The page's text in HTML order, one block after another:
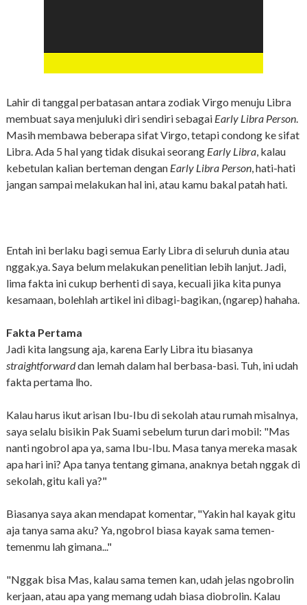
Lahir di tanggal perbatasan antara zodiak Virgo menuju Libra
membuat saya menjuluki diri sendiri sebagai Early Libra Person.
Masih membawa beberapa sifat Virgo, tetapi condong ke sifat
Libra. Ada 5 hal yang tidak disukai seorang Early Libra, kalau
kebetulan kalian berteman dengan Early Libra Person, hati-hati
jangan sampai melakukan hal ini, atau kamu bakal patah hati.
Entah ini berlaku bagi semua Early Libra di seluruh dunia atau
nggak,ya. Saya belum melakukan penelitian lebih lanjut. Jadi,
lima fakta ini cukup berhenti di saya, kecuali jika kita punya
kesamaan, bolehlah artikel ini dibagi-bagikan, (ngarep) hahaha.
Fakta Pertama
Jadi kita langsung aja, karena Early Libra itu biasanya
straightforwarddan lemah dalam hal berbasa-basi. Tuh, ini udah
fakta pertama lho.
Kalau harus ikut arisan Ibu-Ibu di sekolah atau rumah misalnya,
saya selalu bisikin Pak Suami sebelum turun dari mobil: "Mas
nanti ngobrol apa ya, sama Ibu-Ibu. Masa tanya mereka masak
apa hari ini? Apa tanya tentang gimana, anaknya betah nggak di
sekolah, gitu kali ya?"
Biasanya saya akan mendapat komentar, "Yakin hal kayak gitu
aja tanya sama aku? Ya, ngobrol biasa kayak sama temen-
temenmu lah gimana..."
"Nggak bisa Mas, kalau sama temen kan, udah jelas ngobrolin
kerjaan, atau apa yang memang udah biasa diobrolin. Kalau